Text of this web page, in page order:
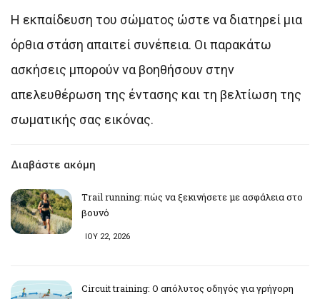
Η εκπαίδευση του σώματος ώστε να διατηρεί μια
όρθια στάση απαιτεί συνέπεια. Οι παρακάτω
ασκήσεις μπορούν να βοηθήσουν στην
απελευθέρωση της έντασης και τη βελτίωση της
σωματικής σας εικόνας.
Διαβάστε ακόμη
Trail running: πώς να ξεκινήσετε με ασφάλεια στο
βουνό
ΙΟΥ 22, 2026
Circuit training: Ο απόλυτος οδηγός για γρήγορη